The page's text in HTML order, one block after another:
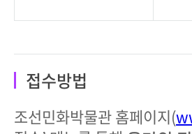
접수방법
조선민화박물관 홈페이지(